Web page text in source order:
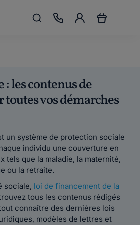
: les contenus de
vos démarches
un système de protection sociale
individu une couverture en
tels que la maladie, la maternité,
ou la retraite.
sociale, loi de financement de la
tous les contenus rédigés
connaître des dernières lois
modèles de lettres et